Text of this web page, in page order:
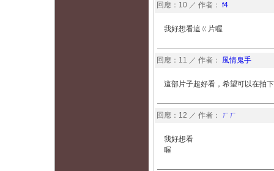
回應：10 ／ 作者： f4
我好想看這ㄍ片喔
回應：11 ／ 作者： 風情鬼手
這部片子超好看，希望可以在拍
回應：12 ／ 作者： ㄏㄏ
我好想看
喔